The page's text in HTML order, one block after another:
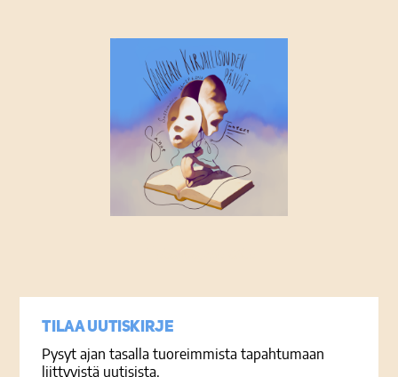
Tilaa uutiskirje
Pysyt ajan tasalla tuoreimmista tapahtumaan
liittyvistä uutisista.